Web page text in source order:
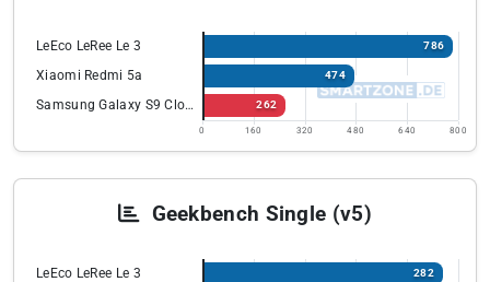
LeEco LeRee Le 3 786
Xiaomi Redmi 5a 474
Samsung Galaxy S9 Clone 262
0 160 320 480 640 800
Geekbench Single (v5)
LeEco LeRee Le 3 282